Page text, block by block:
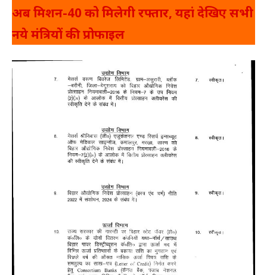
अब मिशन-40 को मिलेगी रफ्तार, यहां देखिए सभी
नये मंत्रियों की प्रोफाइल